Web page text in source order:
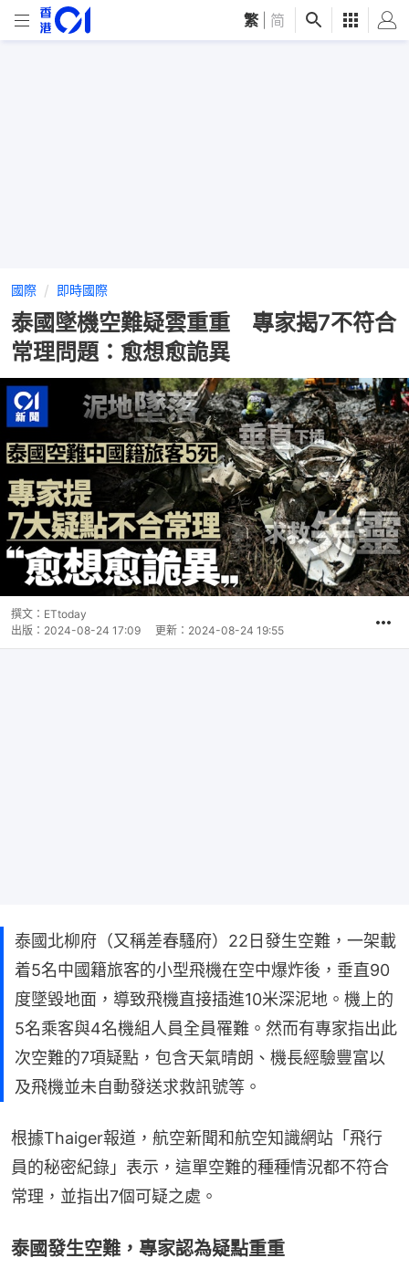
繁 简
國際 即時國際
泰國墜機空難疑雲重重 專家揭7不符合
常理問題：愈想愈詭異
撰文： ETtoday
出版： 2024-08-24 17:09 更新： 2024-08-24 19:55
泰國北柳府（又稱差春騷府）22日發生空難，一架載
着5名中國籍旅客的小型飛機在空中爆炸後，垂直90
度墜毀地面，導致飛機直接插進10米深泥地。機上的
5名乘客與4名機組人員全員罹難。然而有專家指出此
次空難的7項疑點，包含天氣晴朗、機長經驗豐富以
及飛機並未自動發送求救訊號等。
根據Thaiger報道，航空新聞和航空知識網站「飛行
員的秘密紀錄」表示，這單空難的種種情況都不符合
常理，並指出7個可疑之處。
泰國發生空難，專家認為疑點重重